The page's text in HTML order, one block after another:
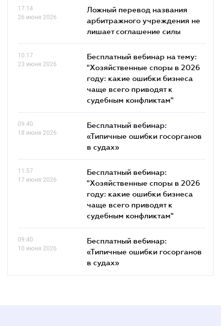
17.14
26 июня 2026
Ложный перевод названия
арбитражного учреждения не
лишает соглашение силы
10.17
23 июня 2026
Бесплатный вебинар на тему:
"Хозяйственные споры в 2026
году: какие ошибки бизнеса
чаще всего приводят к
судебным конфликтам"
09.40
18 июня 2026
Бесплатный вебинар:
«Типичные ошибки госорганов
в судах»
11.57
17 июня 2026
Бесплатный вебинар:
"Хозяйственные споры в 2026
году: какие ошибки бизнеса
чаще всего приводят к
судебным конфликтам"
09.40
10 июня 2026
Бесплатный вебинар:
«Типичные ошибки госорганов
в судах»